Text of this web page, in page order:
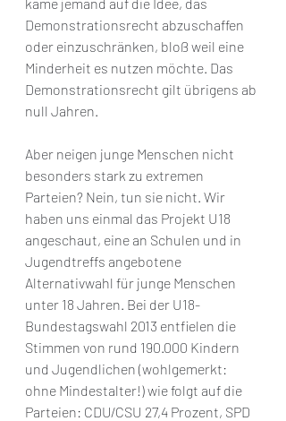
Demonstrationsrecht abzuschaffen
oder einzuschränken, bloß weil eine
Minderheit es nutzen möchte. Das
Demonstrationsrecht gilt übrigens ab
null Jahren.
Aber neigen junge Menschen nicht
besonders stark zu extremen
Parteien? Nein, tun sie nicht. Wir
haben uns einmal das Projekt U18
angeschaut, eine an Schulen und in
Jugendtreffs angebotene
Alternativwahl für junge Menschen
unter 18 Jahren. Bei der U18-
Bundestagswahl 2013 entfielen die
Stimmen von rund 190.000 Kindern
und Jugendlichen (wohlgemerkt:
ohne Mindestalter!) wie folgt auf die
Parteien: CDU/CSU 27,4 Prozent, SPD